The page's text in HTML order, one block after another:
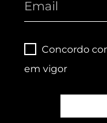
Concordo
em vigor